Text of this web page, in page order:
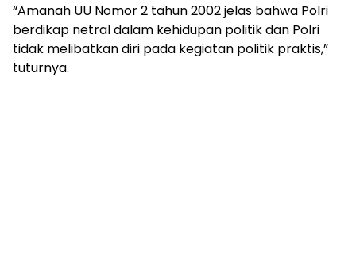
“Amanah UU Nomor 2 tahun 2002 jelas bahwa Polri
berdikap netral dalam kehidupan politik dan Polri
tidak melibatkan diri pada kegiatan politik praktis,”
tuturnya.